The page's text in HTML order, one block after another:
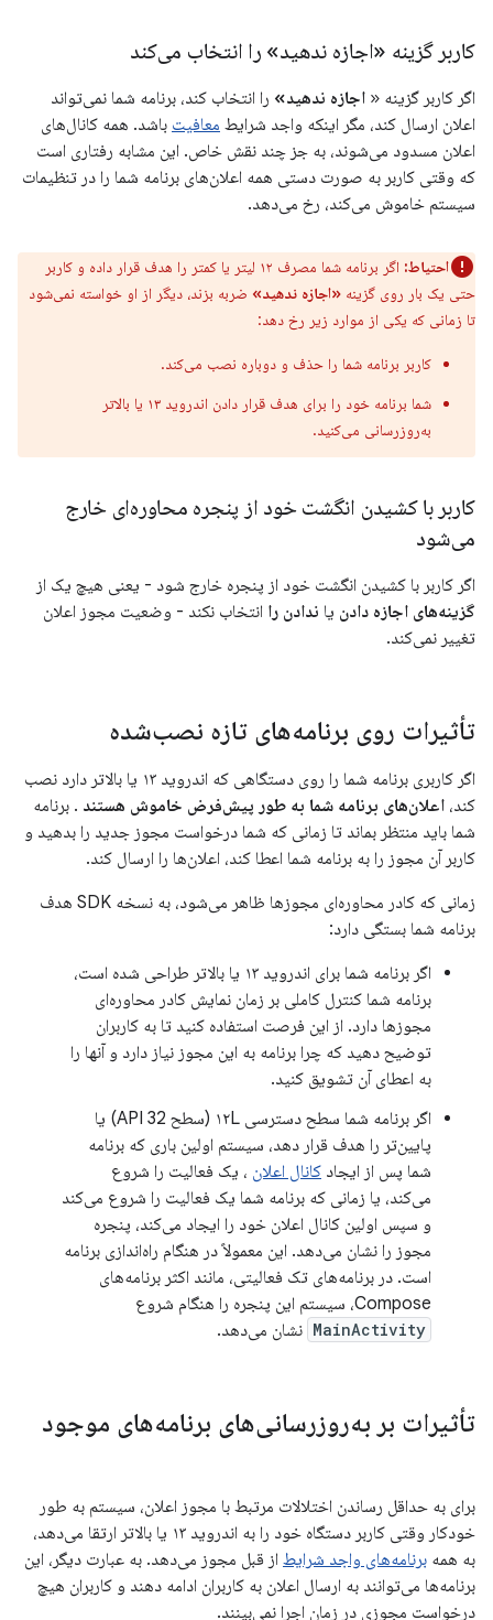
کاربر گزینه «اجازه ندهید» را انتخاب می‌کند
اگر کاربر گزینه « اجازه ندهید» را انتخاب کند، برنامه شما نمی‌تواند
اعلان ارسال کند، مگر اینکه واجد شرایط معافیت باشد. همه کانال‌های
اعلان مسدود می‌شوند، به جز چند نقش خاص. این مشابه رفتاری است
که وقتی کاربر به صورت دستی همه اعلان‌های برنامه شما را در تنظیمات
سیستم خاموش می‌کند، رخ می‌دهد.
احتیاط:
اگر برنامه شما مصرف ۱۲ لیتر یا کمتر را هدف قرار داده و کاربر
حتی یک بار روی گزینه «اجازه ندهید» ضربه بزند، دیگر از او خواسته نمی‌شود
تا زمانی که یکی از موارد زیر رخ دهد:
کاربر برنامه شما را حذف و دوباره نصب می‌کند.
شما برنامه خود را برای هدف قرار دادن اندروید ۱۳ یا بالاتر
به‌روزرسانی می‌کنید.
کاربر با کشیدن انگشت خود از پنجره محاوره‌ای خارج
می‌شود
اگر کاربر با کشیدن انگشت خود از پنجره خارج شود - یعنی هیچ یک از
گزینه‌های اجازه دادن یا ندادن را انتخاب نکند - وضعیت مجوز اعلان
تغییر نمی‌کند.
تأثیرات روی برنامه‌های تازه نصب‌شده
اگر کاربری برنامه شما را روی دستگاهی که اندروید ۱۳ یا بالاتر دارد نصب
کند، اعلان‌های برنامه شما به طور پیش‌فرض خاموش هستند . برنامه
شما باید منتظر بماند تا زمانی که شما درخواست مجوز جدید را بدهید و
کاربر آن مجوز را به برنامه شما اعطا کند، اعلان‌ها را ارسال کند.
زمانی که کادر محاوره‌ای مجوزها ظاهر می‌شود، به نسخه SDK هدف
برنامه شما بستگی دارد:
اگر برنامه شما برای اندروید ۱۳ یا بالاتر طراحی شده است،
برنامه شما کنترل کاملی بر زمان نمایش کادر محاوره‌ای
مجوزها دارد. از این فرصت استفاده کنید تا به کاربران
توضیح دهید که چرا برنامه به این مجوز نیاز دارد و آنها را
به اعطای آن تشویق کنید.
اگر برنامه شما سطح دسترسی ۱۲L (سطح API 32) یا
پایین‌تر را هدف قرار دهد، سیستم اولین باری که برنامه
شما پس از ایجاد کانال اعلان ، یک فعالیت را شروع
می‌کند، یا زمانی که برنامه شما یک فعالیت را شروع می‌کند
و سپس اولین کانال اعلان خود را ایجاد می‌کند، پنجره
مجوز را نشان می‌دهد. این معمولاً در هنگام راه‌اندازی برنامه
است. در برنامه‌های تک فعالیتی، مانند اکثر برنامه‌های
Compose، سیستم این پنجره را هنگام شروع
MainActivity نشان می‌دهد.
تأثیرات بر به‌روزرسانی‌های برنامه‌های موجود
برای به حداقل رساندن اختلالات مرتبط با مجوز اعلان، سیستم به طور
خودکار وقتی کاربر دستگاه خود را به اندروید ۱۳ یا بالاتر ارتقا می‌دهد،
به همه برنامه‌های واجد شرایط از قبل مجوز می‌دهد. به عبارت دیگر، این
برنامه‌ها می‌توانند به ارسال اعلان به کاربران ادامه دهند و کاربران هیچ
درخواست مجوزی در زمان اجرا نمی‌بینند.